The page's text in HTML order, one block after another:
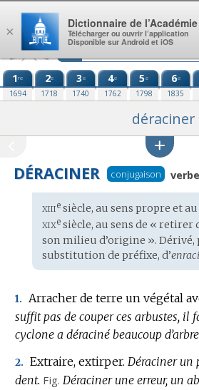
Aller au contenu
1re
1694
2e
1718
3e
1740
4e
1762
5e
1798
6e
1835
déraciner
DÉRACINER conjugaison
Étymologie
:
xiiiesiècle, au sens propre et
xixesiècle, au sens de « retirer
son milieu d’origine ». Dérivé,
substitution de préfixe, d’
1. Arracher de terre un végétal
suffit pas de couper ces arbustes, il
cyclone a déraciné beaucoup
2. Extraire, extirper. Déraciner un
dent. Fig. Déraciner une erreur, un
×
Dictionnaire de l’Académie
Télécharger ou ouvrir l’application
Disponible sur Android et iOS